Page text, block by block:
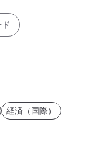
経済（国際）